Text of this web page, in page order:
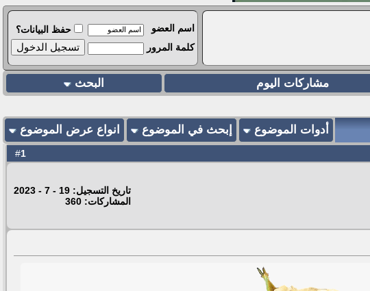
اسم العضو
حفظ البيانات؟
كلمة المرور
مشاركات اليوم البحث
أدوات الموضوع إبحث في الموضوع انواع عرض الموضوع
1
تاريخ التسجيل: 19 - 7 - 2023
المشاركات: 360